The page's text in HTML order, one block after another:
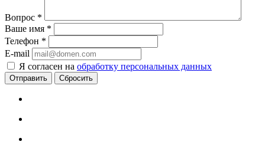
Вопрос *
Ваше имя *
Телефон *
E-mail
Я согласен на обработку персональных данных
Сбросить